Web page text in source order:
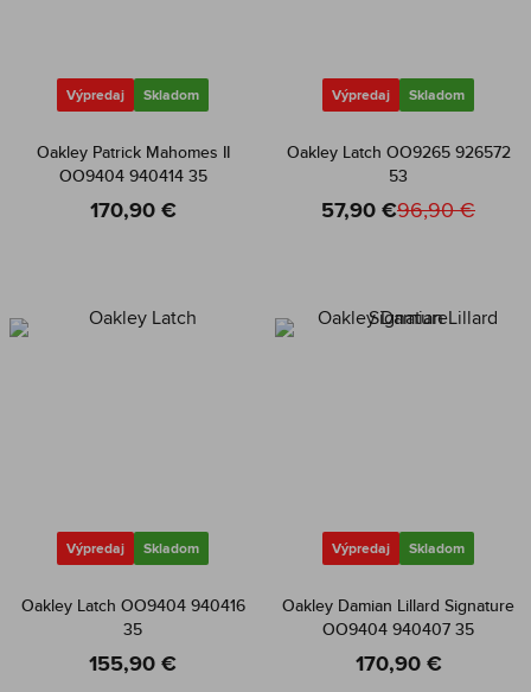
Výpredaj Skladom
Oakley Patrick Mahomes II
OO9404 940414 35
170,90 €
Výpredaj Skladom
Oakley Latch OO9265 926572
53
57,90 €96,90 €
Výpredaj Skladom
Oakley Latch OO9404 940416
35
155,90 €
Výpredaj Skladom
Oakley Damian Lillard Signature
OO9404 940407 35
170,90 €